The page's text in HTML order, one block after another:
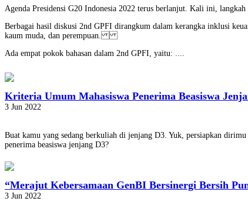
Agenda Presidensi G20 Indonesia 2022 terus berlanjut. Kali ini,
Berbagai hasil diskusi 2nd GPFI dirangkum dalam kerangka inklusi
kaum muda, dan perempuan.
Ada empat pokok bahasan dalam 2nd GPFI, yaitu: ....
Kriteria Umum Mahasiswa Penerima Beasiswa
3 Jun 2022
Buat kamu yang sedang berkuliah di jenjang D3. Yuk, persiapkan
penerima beasiswa jenjang D3?
“Merajut Kebersamaan GenBI Bersinergi Bersih
3 Jun 2022